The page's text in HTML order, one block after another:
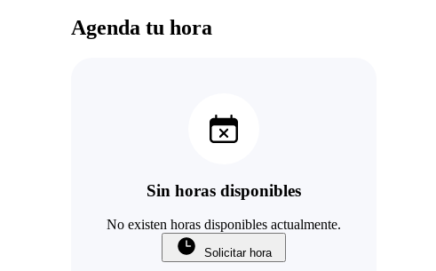
Agenda tu hora
Sin horas disponibles
No existen horas disponibles actualmente.
Solicitar hora